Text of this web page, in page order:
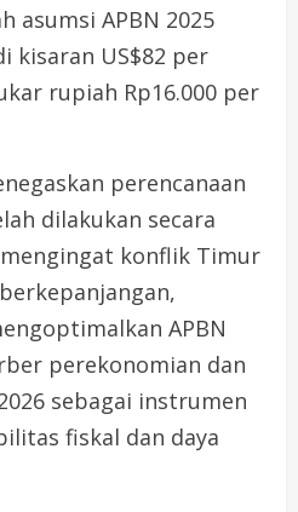
asumsi APBN 2025
kisaran US$82 per
rupiah Rp16.000 per
perencanaan
dilakukan secara
konflik Timur
APBN
perekonomian dan
sebagai instrumen
fiskal dan daya